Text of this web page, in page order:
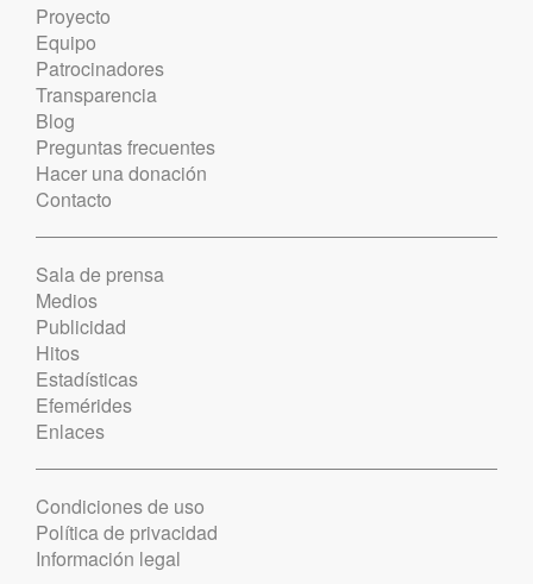
Proyecto
Equipo
Patrocinadores
Transparencia
Blog
Preguntas frecuentes
Hacer una donación
Contacto
Sala de prensa
Medios
Publicidad
Hitos
Estadísticas
Efemérides
Enlaces
Condiciones de uso
Política de privacidad
Información legal